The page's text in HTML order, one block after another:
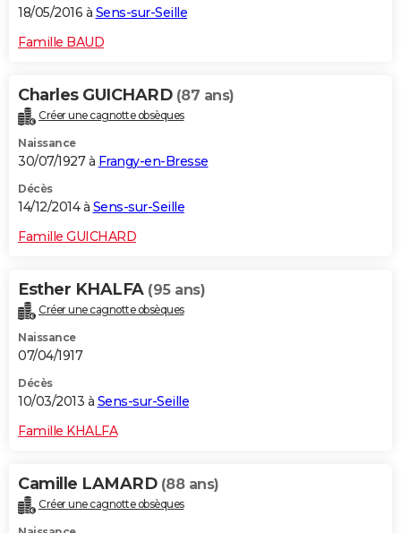
18/05/2016 à Sens-sur-Seille
Famille BAUD
Charles GUICHARD (87 ans)
Créer une cagnotte obsèques
Naissance
30/07/1927 à Frangy-en-Bresse
Décès
14/12/2014 à Sens-sur-Seille
Famille GUICHARD
Esther KHALFA (95 ans)
Créer une cagnotte obsèques
Naissance
07/04/1917
Décès
10/03/2013 à Sens-sur-Seille
Famille KHALFA
Camille LAMARD (88 ans)
Créer une cagnotte obsèques